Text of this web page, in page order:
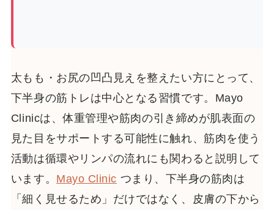
太もも・お尻の凹凸見えを整えたい方にとって、
下半身の筋トレは中心となる習慣です。Mayo
Clinicは、体重管理や筋肉の引き締めが肌表面の
見た目をサポートする可能性に触れ、筋肉を使う
活動は循環やリンパの流れにも関わると説明して
います。 Mayo Clinic つまり、下半身の筋肉は
「細く見せるため」だけではなく、皮膚の下から